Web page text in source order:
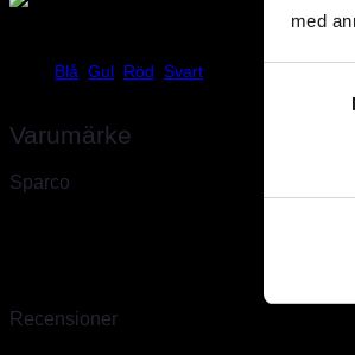
med
Blå Gul Röd Svart
Varumärke
Sparco
tragisk utgång. Sedan dess har Sparco i
Recensioner